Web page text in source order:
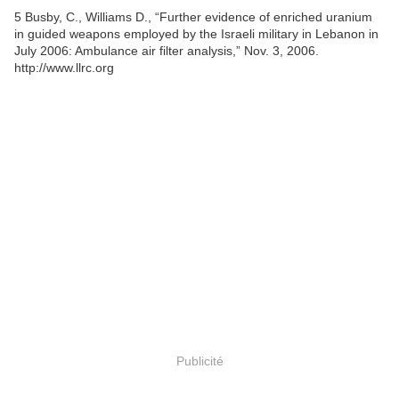
5 Busby, C., Williams D., “Further evidence of enriched uranium
in guided weapons employed by the Israeli military in Lebanon in
July 2006: Ambulance air filter analysis,” Nov. 3, 2006.
http://www.llrc.org
Publicité